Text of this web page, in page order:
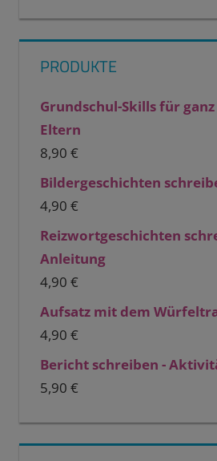
PRODUKTE
Grundschul-Skills für
Eltern
8,90 €
Bildergeschichten
4,90 €
Reizwortgeschichten
Anleitung
4,90 €
Aufsatz mit dem
4,90 €
Bericht schreiben -
5,90 €